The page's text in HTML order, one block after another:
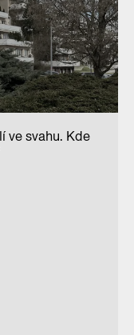
ve svahu. Kde